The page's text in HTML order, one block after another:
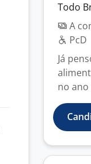
Todo
A
PcD
Já
no ano